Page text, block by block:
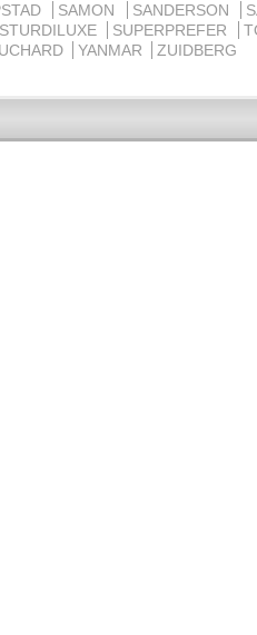
SAMON SANDERSON
STURDILUXE SUPERPREFER
YANMAR ZUIDBERG